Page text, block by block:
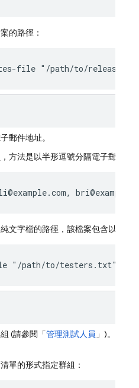
的路徑：
file "/path/to/release-
郵件地址。
方法是以半形逗號分隔電子郵件地
文字檔的路徑，該檔案包含以半形
"/path/to/testers.txt"
(請參閱「管理測試人員 」)。群組
單的形式指定群組：